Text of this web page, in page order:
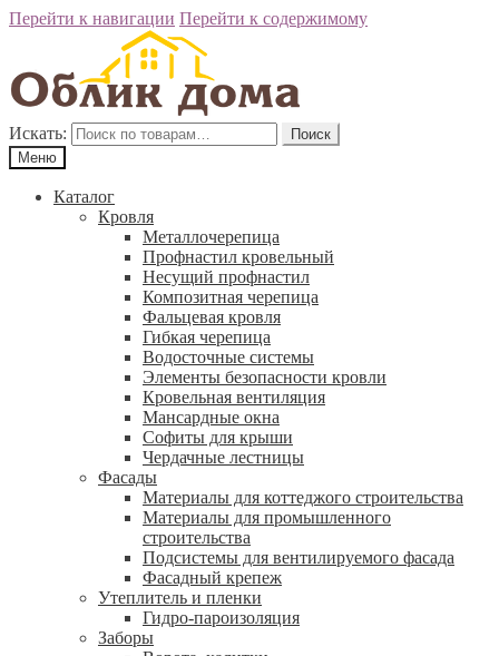
Перейти к навигации Перейти к содержимому
Искать:
Поиск
Меню
Каталог
Кровля
Металлочерепица
Профнастил кровельный
Несущий профнастил
Композитная черепица
Фальцевая кровля
Гибкая черепица
Водосточные системы
Элементы безопасности кровли
Кровельная вентиляция
Мансардные окна
Софиты для крыши
Чердачные лестницы
Фасады
Материалы для коттеджого строительства
Материалы для промышленного
строительства
Подсистемы для вентилируемого фасада
Фасадный крепеж
Утеплитель и пленки
Гидро-пароизоляция
Заборы